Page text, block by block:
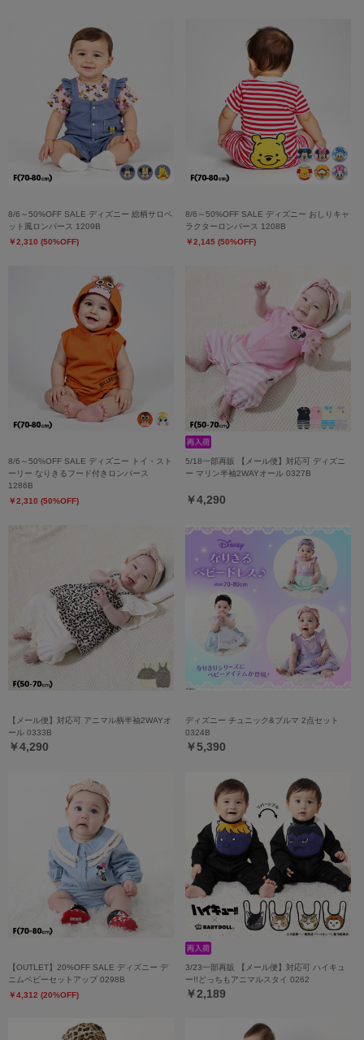
8/6～50%OFF SALE ディズニー 総柄サロペ
ット風ロンパース 1209B
￥2,310 (50%OFF)
8/6～50%OFF SALE ディズニー おしりキャ
ラクターロンパース 1208B
￥2,145 (50%OFF)
8/6～50%OFF SALE ディズニー トイ・スト
ーリー なりきるフード付きロンパース
1286B
￥2,310 (50%OFF)
5/18一部再販 【メール便】対応可 ディズニ
ー マリン半袖2WAYオール 0327B
￥4,290
【メール便】対応可 アニマル柄半袖2WAYオ
ール 0333B
￥4,290
ディズニー チュニック&ブルマ 2点セット
0324B
￥5,390
【OUTLET】20%OFF SALE ディズニー デ
ニムベビーセットアップ 0298B
￥4,312 (20%OFF)
3/23一部再販 【メール便】対応可 ハイキュ
ー!!どっちもアニマルスタイ 0262
￥2,189